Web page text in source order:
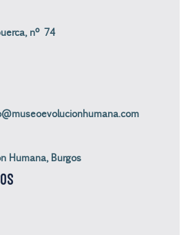
nº 74
Humana, Burgos